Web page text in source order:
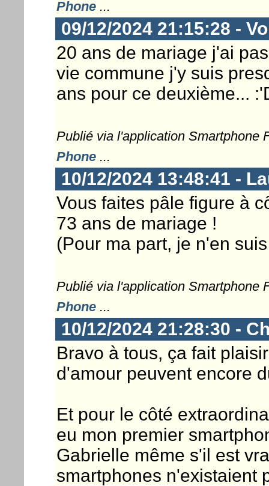
Phone...
09/12/2024 21:15:28 -
20 ans de mariage j'ai
vie commune j'y suis
ans pour ce deuxième...
Publié via l'application Smartphone
Phone...
10/12/2024 13:48:41 -
Vous faites pâle figure à
73 ans de mariage !
(Pour ma part, je n'en
Publié via l'application Smartphone
Phone...
10/12/2024 21:28:30 -
Bravo à tous, ça fait
d'amour peuvent encore
Et pour le côté
eu mon premier
Gabrielle même s'il est
smartphones n'existaient